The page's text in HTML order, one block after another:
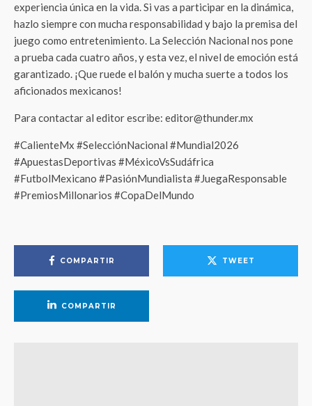
experiencia única en la vida. Si vas a participar en la dinámica,
hazlo siempre con mucha responsabilidad y bajo la premisa del
juego como entretenimiento. La Selección Nacional nos pone
a prueba cada cuatro años, y esta vez, el nivel de emoción está
garantizado. ¡Que ruede el balón y mucha suerte a todos los
aficionados mexicanos!
Para contactar al editor escribe: editor@thunder.mx
#CalienteMx #SelecciónNacional #Mundial2026
#ApuestasDeportivas #MéxicoVsSudáfrica
#FutbolMexicano #PasiónMundialista #JuegaResponsable
#PremiosMillonarios #CopaDelMundo
COMPARTIR TWEET
COMPARTIR